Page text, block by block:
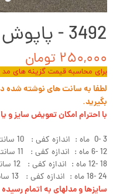
3492 - پاپوش میکس دخترانه
۲۵۰,۰۰۰ تومان
برای محاسبه قیمت گزینه های مد
لطفا به سانت های نوشته شده
بگیرید.
با احترام امکان تعویض سایز و
3 -0 ماه : اندازه کفی : 10 سانتیمتر
12 -6 ماه : اندازه کفی : 11 سانتیمتر
18 -12 ماه : اندازه کفی : 12 سانتیمتر
24 -18 ماه : اندازه کفی : 13 سانتیمتر
سایزها و مدلهای به اتمام